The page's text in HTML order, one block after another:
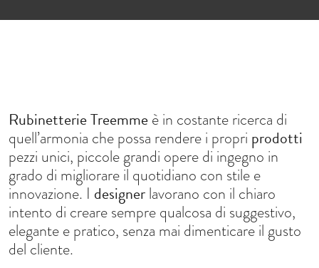
Rubinetterie Treemmeè in costante ricerca di
quell’armonia che possa rendere i propri prodotti
pezzi unici, piccole grandi opere di ingegno in
grado di migliorare il quotidiano con stile e
innovazione. I designerlavorano con il chiaro
intento di creare sempre qualcosa di suggestivo,
elegante e pratico, senza mai dimenticare il gusto
del cliente.